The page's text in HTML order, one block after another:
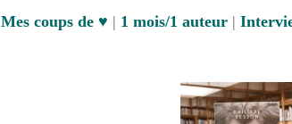
Mes coups de ♥ | 1 mois/1 auteur |